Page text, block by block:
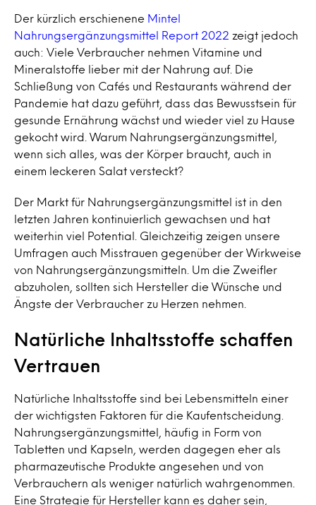
Der kürzlich erschienene Mintel
Nahrungsergänzungsmittel Report 2022 zeigt jedoch
auch: Viele Verbraucher nehmen Vitamine und
Mineralstoffe lieber mit der Nahrung auf. Die
Schließung von Cafés und Restaurants während der
Pandemie hat dazu geführt, dass das Bewusstsein für
gesunde Ernährung wächst und wieder viel zu Hause
gekocht wird. Warum Nahrungsergänzungsmittel,
wenn sich alles, was der Körper braucht, auch in
einem leckeren Salat versteckt?
Der Markt für Nahrungsergänzungsmittel ist in den
letzten Jahren kontinuierlich gewachsen und hat
weiterhin viel Potential. Gleichzeitig zeigen unsere
Umfragen auch Misstrauen gegenüber der Wirkweise
von Nahrungsergänzungsmitteln. Um die Zweifler
abzuholen, sollten sich Hersteller die Wünsche und
Ängste der Verbraucher zu Herzen nehmen.
Natürliche Inhaltsstoffe schaffen
Vertrauen
Natürliche Inhaltsstoffe sind bei Lebensmitteln einer
der wichtigsten Faktoren für die Kaufentscheidung.
Nahrungsergänzungsmittel, häufig in Form von
Tabletten und Kapseln, werden dagegen eher als
pharmazeutische Produkte angesehen und von
Verbrauchern als weniger natürlich wahrgenommen.
Eine Strategie für Hersteller kann es daher sein,